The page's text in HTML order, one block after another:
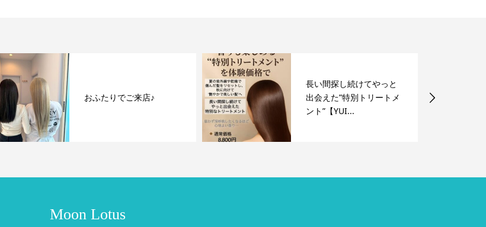
おふたりでご来店♪
長い間探し続けてやっと
出会えた”特別トリートメ
ント”【YUI...
Moon Lotus